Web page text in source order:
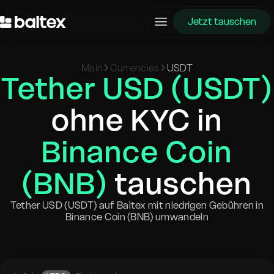
Jetzt tauschen
Main Currencies USDT
Tether USD (USDT)
ohne KYC in
Binance Coin
(BNB) tauschen
Tether USD (USDT) auf Baltex mit niedrigen Gebühren in
Binance Coin (BNB) umwandeln